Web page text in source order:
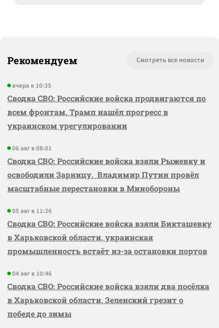
Рекомендуем Смотреть все новости
вчера в 10:35
Сводка СВО: Российские войска продвигаются по
всем фронтам, Трамп нашёл прогресс в
украинском урегулировании
06 авг в 08:01
Сводка СВО: Российские войска взяли Рыжевку и
освободили Зарницу, Владимир Путин провёл
масштабные перестановки в Минобороны
05 авг в 11:26
Сводка СВО: Российские войска взяли Бикташевку
в Харьковской области, украинская
промышленность встаёт из-за остановки портов
04 авг в 10:46
Сводка СВО: Российские войска взяли два посёлка
в Харьковской области, Зеленский грезит о
победе до зимы